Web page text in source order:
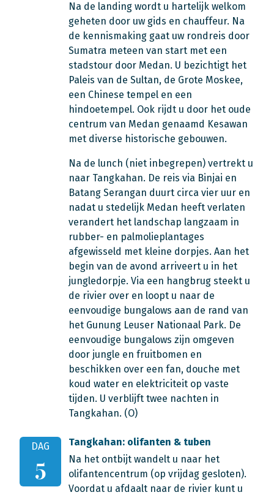
Na de landing wordt u hartelijk welkom
geheten door uw gids en chauffeur. Na
de kennismaking gaat uw rondreis door
Sumatra meteen van start met een
stadstour door Medan. U bezichtigt het
Paleis van de Sultan, de Grote Moskee,
een Chinese tempel en een
hindoetempel. Ook rijdt u door het oude
centrum van Medan genaamd Kesawan
met diverse historische gebouwen.
Na de lunch (niet inbegrepen) vertrekt u
naar Tangkahan. De reis via Binjai en
Batang Serangan duurt circa vier uur en
nadat u stedelijk Medan heeft verlaten
verandert het landschap langzaam in
rubber- en palmolieplantages
afgewisseld met kleine dorpjes. Aan het
begin van de avond arriveert u in het
jungledorpje. Via een hangbrug steekt u
de rivier over en loopt u naar de
eenvoudige bungalows aan de rand van
het Gunung Leuser Nationaal Park. De
eenvoudige bungalows zijn omgeven
door jungle en fruitbomen en
beschikken over een fan, douche met
koud water en elektriciteit op vaste
tijden. U verblijft twee nachten in
Tangkahan. (O)
DAG
5
Tangkahan: olifanten & tuben
Na het ontbijt wandelt u naar het
olifantencentrum (op vrijdag gesloten).
Voordat u afdaalt naar de rivier kunt u